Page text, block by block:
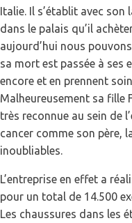
Italie. Il s’établit avec
dans le palais qu’il
aujourd’hui nous
sa mort est passée à ses
encore et en prennent
Malheureusement sa fille
très reconnue au sein de
cancer comme son père,
inoubliables.
L’entreprise en effet a
pour un total de 14.500
Les chaussures dans les